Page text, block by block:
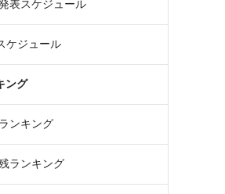
表スケジュール
ケジュール
ング
ンキング
ランキング